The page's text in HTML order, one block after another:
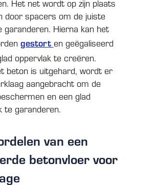
Het net wordt op zijn plaats
door spacers om de juiste
garanderen. Hierna kan het
gestort en geëgaliseerd
oppervlak te creëren.
beton is uitgehard, wordt er
aangebracht om de
en een glad
te garanderen.
van een
betonvloer voor